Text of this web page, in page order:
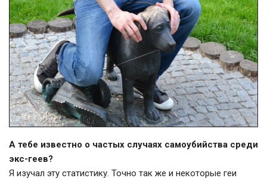
А тебе известно о частых случаях самоубийства среди
экс-геев?
Я изучал эту статистику. Точно так же и некоторые геи